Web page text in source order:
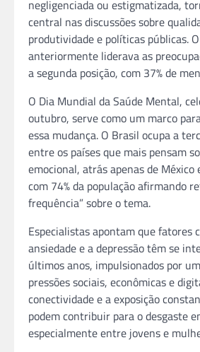
negligenciada ou estigmatizada,
central nas discussões sobre
produtividade e políticas públicas.
anteriormente liderava as
a segunda posição, com 37% de
O Dia Mundial da Saúde Mental,
outubro, serve como um marco
essa mudança. O Brasil ocupa a
entre os países que mais pensam
emocional, atrás apenas de México
com 74% da população afirmando
frequência” sobre o tema.
Especialistas apontam que fatores
ansiedade e a depressão têm se
últimos anos, impulsionados por
pressões sociais, econômicas e
conectividade e a exposição
podem contribuir para o desgaste
especialmente entre jovens e